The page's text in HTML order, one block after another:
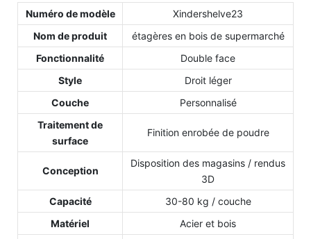
Numéro de modèle
Xindershelve23
Nom de produit
étagères en bois de supermarché
Fonctionnalité
Double face
Style
Droit léger
Couche
Personnalisé
Traitement de
surface
Finition enrobée de poudre
Conception
Disposition des magasins / rendus
3D
Capacité
30-80 kg / couche
Matériel
Acier et bois